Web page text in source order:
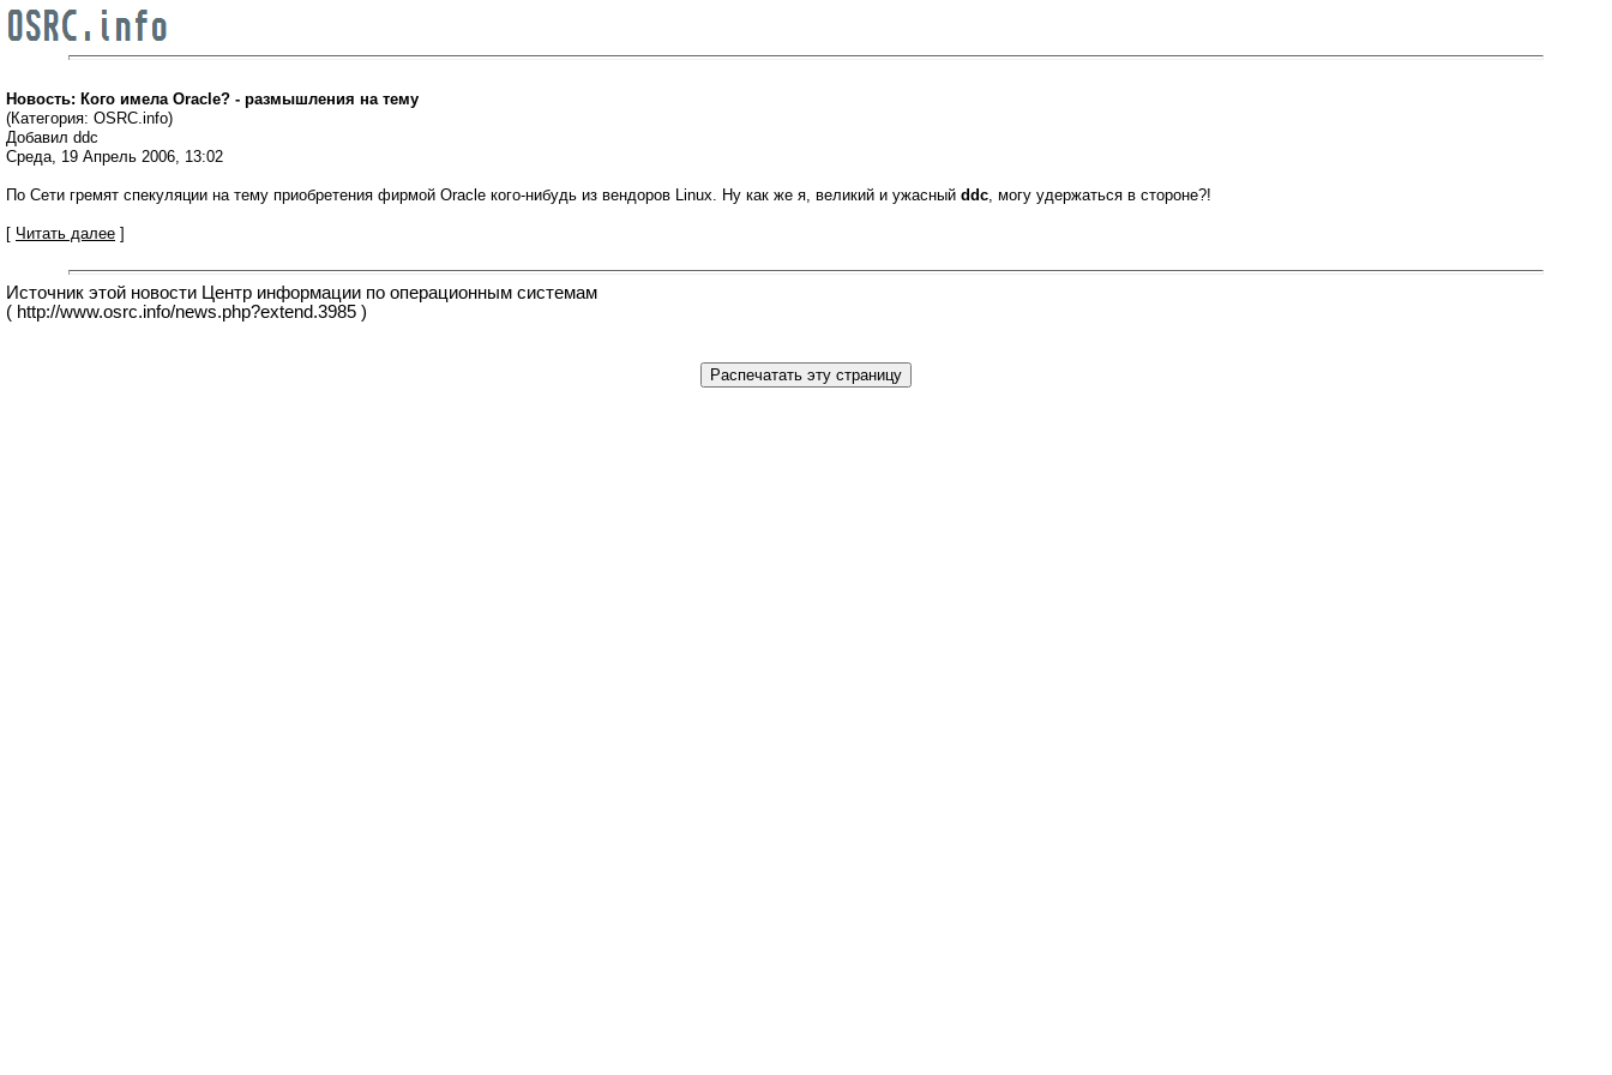
Новость: Кого имела Oracle? - размышления на тему
(Категория: OSRC.info)
Добавил ddc
Среда, 19 Апрель 2006, 13:02
По Сети гремят спекуляции на тему приобретения фирмой Oracle кого-нибудь из вендоров Linux. Ну как же я, великий и ужасный ddc , могу удержаться в стороне?!
[ Читать далее ]
Источник этой новости Центр информации по операционным системам
( http://www.osrc.info/news.php?extend.3985 )